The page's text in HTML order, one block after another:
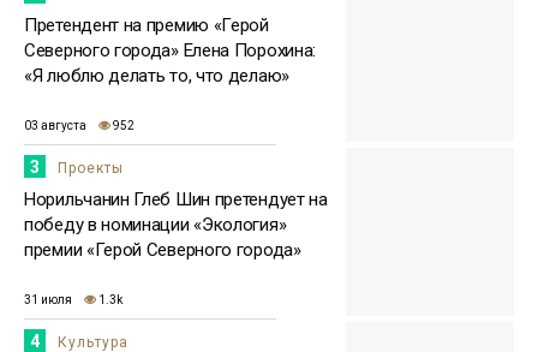
Претендент на премию «Герой
Северного города» Елена Порохина:
«Я люблю делать то, что делаю»
03 августа 952
3 Проекты
Норильчанин Глеб Шин претендует на
победу в номинации «Экология»
премии «Герой Северного города»
31 июля 1.3k
4 Культура